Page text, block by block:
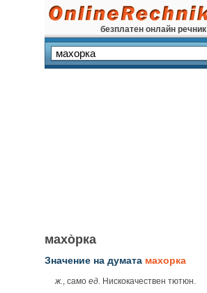
безплатен онлайн речник
махо̀рка
Значение на думата махорка
ж., само ед. Нискокачествен тютюн.